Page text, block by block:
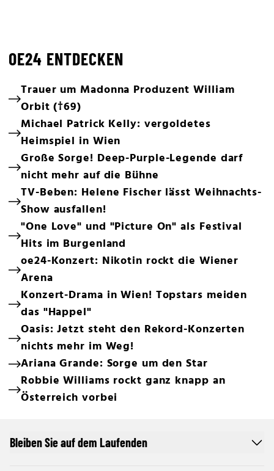
OE24 ENTDECKEN
Trauer um Madonna Produzent William
Orbit (†69)
Michael Patrick Kelly: vergoldetes
Heimspiel in Wien
Große Sorge! Deep-Purple-Legende darf
nicht mehr auf die Bühne
TV-Beben: Helene Fischer lässt Weihnachts-
Show ausfallen!
"One Love" und "Picture On" als Festival
Hits im Burgenland
oe24-Konzert: Nikotin rockt die Wiener
Arena
Konzert-Drama in Wien! Topstars meiden
das "Happel"
Oasis: Jetzt steht den Rekord-Konzerten
nichts mehr im Weg!
Ariana Grande: Sorge um den Star
Robbie Williams rockt ganz knapp an
Österreich vorbei
Bleiben Sie auf dem Laufenden